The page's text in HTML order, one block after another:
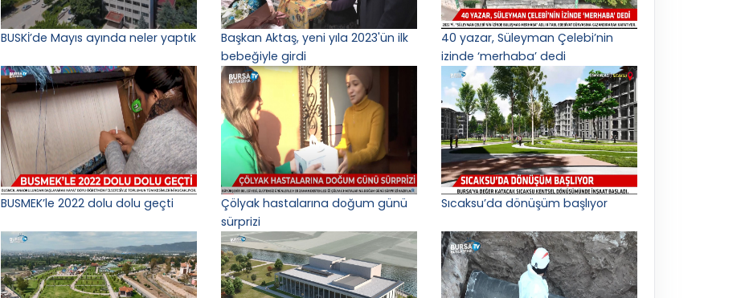
BUSKİ’de Mayıs ayında neler yaptık
Başkan Aktaş, yeni yıla 2023'ün ilk
bebeğiyle girdi
40 yazar, Süleyman Çelebi’nin
izinde ‘merhaba’ dedi
BUSMEK’le 2022 dolu dolu geçti
Çölyak hastalarına doğum günü
sürprizi
Sıcaksu’da dönüşüm başlıyor